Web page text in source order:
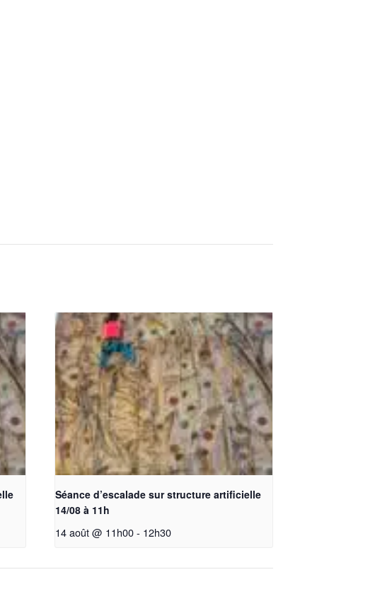
Séance d’escalade sur structure artificielle
14/08 à 11h
14 août @ 11h00- 12h30